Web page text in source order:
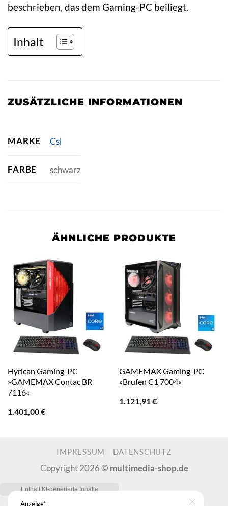
beschrieben, das dem Gaming-PC beiliegt.
Inhalt
ZUSÄTZLICHE INFORMATIONEN
MARKE Csl
FARBE schwarz
ÄHNLICHE PRODUKTE
Hyrican Gaming-PC
»GAMEMAX Contac BR
7116«
1.401,00€
GAMEMAX Gaming-PC
»Brufen C1 7004«
1.121,91 €
IMPRESSUM DATENSCHUTZ
Copyright 2026 © multimedia-shop.de
Anzeige*